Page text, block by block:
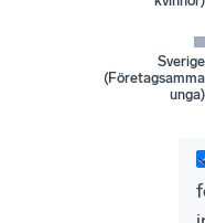
Sverige
(Företagsamma
unga)